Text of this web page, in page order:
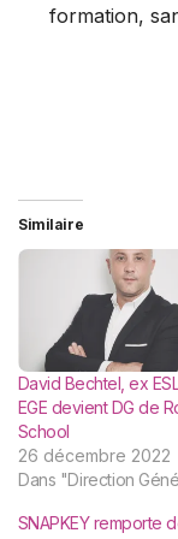
formation,
Similaire
David Bechtel, ex
EGE devient DG de
School
26 décembre 2022
Dans "Direction
SNAPKEY remporte